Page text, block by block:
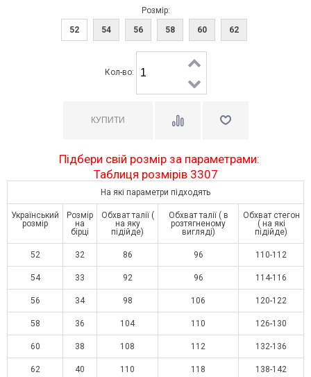
Розмір:
52
54 56 58 60 62
Кол-во:
Підбери свій розмір за параметрами:
Таблиця розмірів 3307
На які параметри підходять
Український
розмір
Розмір
на
бірці
Обхват талії (
на яку
підійде)
Обхват талії ( в
розтягненому
вигляді)
Обхват стегон
( на які
підійде)
52 32 86 96 110-112
54 33 92 96 114-116
56 34 98 106 120-122
58 36 104 110 126-130
60 38 108 112 132-136
62 40 110 118 138-142